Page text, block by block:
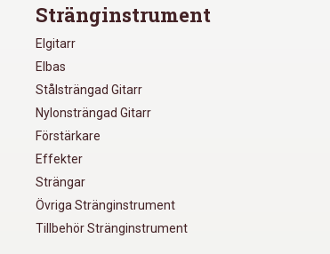
Stränginstrument
Elgitarr
Elbas
Stålsträngad Gitarr
Nylonsträngad Gitarr
Förstärkare
Effekter
Strängar
Övriga Stränginstrument
Tillbehör Stränginstrument